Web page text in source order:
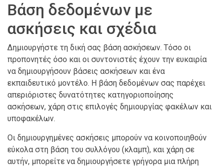
Βάση δεδομένων με
ασκήσεις και σχέδια
Δημιουργήστε τη δική σας βάση ασκήσεων. Τόσο οι
προπονητές όσο και οι συντονιστές έχουν την ευκαιρία
να δημιουργήσουν βάσεις ασκήσεων και ένα
εκπαιδευτικό μοντέλο. Η βάση δεδομένων σας παρέχει
απεριόριστες δυνατότητες κατηγοριοποίησης
ασκήσεων, χάρη στις επιλογές δημιουργίας φακέλων και
υποφακέλων.
Οι δημιουργημένες ασκήσεις μπορούν να κοινοποιηθούν
εύκολα στη βάση του συλλόγου (κλαμπ), και χάρη σε
αυτήν, μπορείτε να δημιουργήσετε γρήγορα μια πλήρη